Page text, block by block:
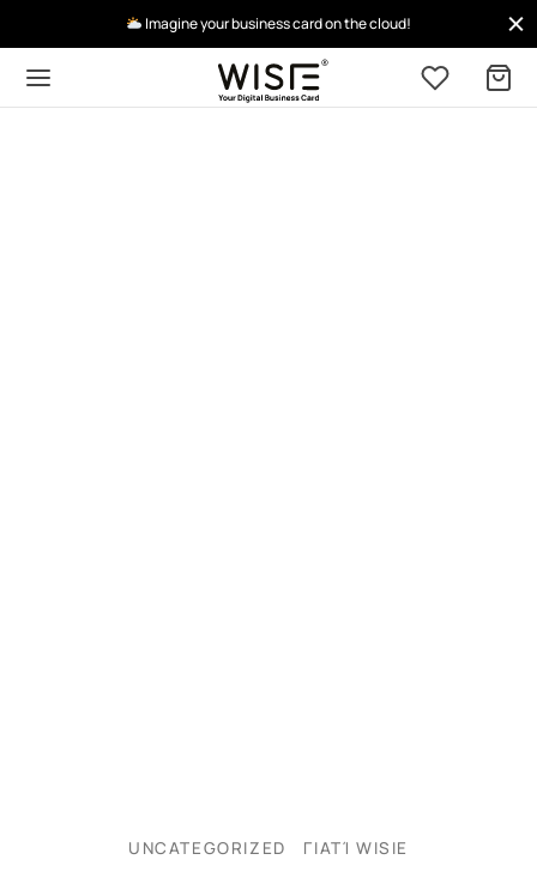
Imagine your business card on the cloud!
UNCATEGORIZED ΓΙΑΤΊ WISIE